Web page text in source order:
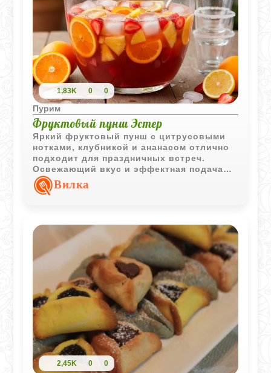
1,83K 0 0
Пурим
Фруктовый пунш Эстер
Яркий фруктовый пунш с цитрусовыми
нотками, клубникой и ананасом отлично
подходит для праздничных встреч.
Освежающий вкус и эффектная подача
делают этот напиток настоящим
украшением стола.
Вилка
2,45K 0 0